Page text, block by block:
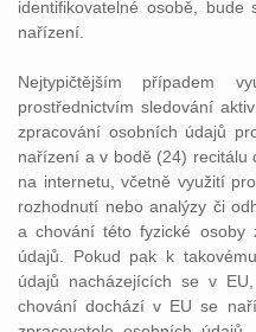
identifikovatelné osobě,
nařízení.
Nejtypičtějším případem
prostřednictvím sledování
zpracování osobních údajů
nařízení a v bodě (24) recitálu
na internetu, včetně využití
rozhodnutí nebo analýzy či
a chování této fyzické osoby
údajů. Pokud pak k
údajů nacházejících se v
chování dochází v EU se